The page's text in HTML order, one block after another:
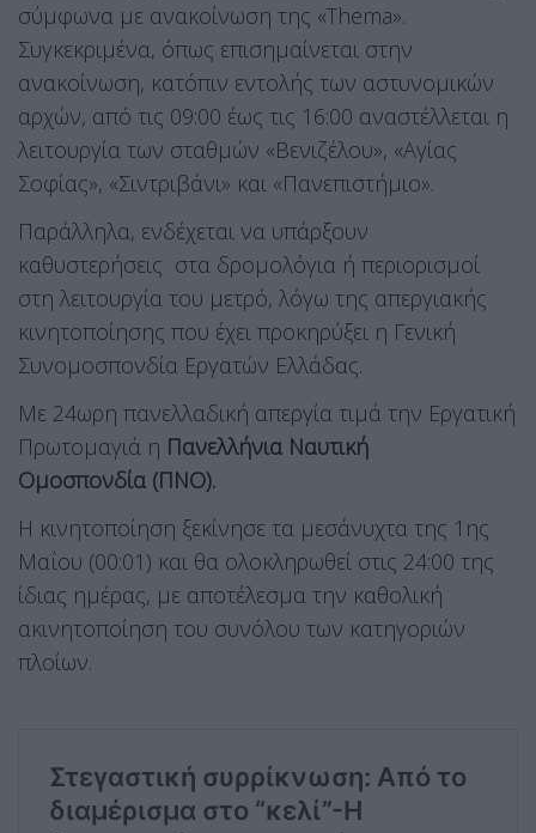
σύμφωνα με ανακοίνωση της «Thema».
Συγκεκριμένα, όπως επισημαίνεται στην
ανακοίνωση, κατόπιν εντολής των αστυνομικών
αρχών, από τις 09:00 έως τις 16:00 αναστέλλεται η
λειτουργία των σταθμών «Βενιζέλου», «Αγίας
Σοφίας», «Σιντριβάνι» και «Πανεπιστήμιο».
Παράλληλα, ενδέχεται να υπάρξουν
καθυστερήσεις στα δρομολόγια ή περιορισμοί
στη λειτουργία του μετρό, λόγω της απεργιακής
κινητοποίησης που έχει προκηρύξει η Γενική
Συνομοσπονδία Εργατών Ελλάδας.
Με 24ωρη πανελλαδική απεργία τιμά την Εργατική
Πρωτομαγιά η Πανελλήνια Ναυτική
Ομοσπονδία (ΠΝΟ).
Η κινητοποίηση ξεκίνησε τα μεσάνυχτα της 1ης
Μαΐου (00:01) και θα ολοκληρωθεί στις 24:00 της
ίδιας ημέρας, με αποτέλεσμα την καθολική
ακινητοποίηση του συνόλου των κατηγοριών
πλοίων.